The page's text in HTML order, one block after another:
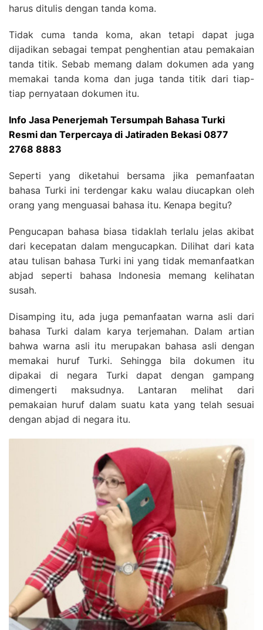
harus ditulis dengan tanda koma.
Tidak cuma tanda koma, akan tetapi dapat juga
dijadikan sebagai tempat penghentian atau pemakaian
tanda titik. Sebab memang dalam dokumen ada yang
memakai tanda koma dan juga tanda titik dari tiap-
tiap pernyataan dokumen itu.
Info Jasa Penerjemah Tersumpah Bahasa Turki
Resmi dan Terpercaya di Jatiraden Bekasi 0877
2768 8883
Seperti yang diketahui bersama jika pemanfaatan
bahasa Turki ini terdengar kaku walau diucapkan oleh
orang yang menguasai bahasa itu. Kenapa begitu?
Pengucapan bahasa biasa tidaklah terlalu jelas akibat
dari kecepatan dalam mengucapkan. Dilihat dari kata
atau tulisan bahasa Turki ini yang tidak memanfaatkan
abjad seperti bahasa Indonesia memang kelihatan
susah.
Disamping itu, ada juga pemanfaatan warna asli dari
bahasa Turki dalam karya terjemahan. Dalam artian
bahwa warna asli itu merupakan bahasa asli dengan
memakai huruf Turki. Sehingga bila dokumen itu
dipakai di negara Turki dapat dengan gampang
dimengerti maksudnya. Lantaran melihat dari
pemakaian huruf dalam suatu kata yang telah sesuai
dengan abjad di negara itu.